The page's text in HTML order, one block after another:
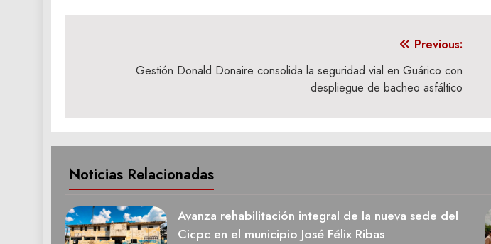
Previous:
Gestión Donald Donaire consolida la seguridad vial en Guárico con
despliegue de bacheo asfáltico
Noticias Relacionadas
Avanza rehabilitación integral de la nueva sede del
Cicpc en el municipio José Félix Ribas